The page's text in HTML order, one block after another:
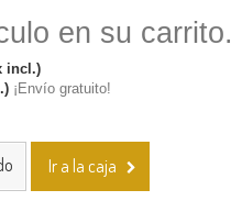
en su carrito.
incl.)
¡Envío gratuito!
Ir a la caja